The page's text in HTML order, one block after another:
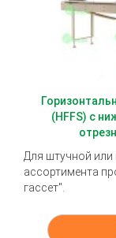
(HFFS) с
Для штучной или
ассортимента
гассет".